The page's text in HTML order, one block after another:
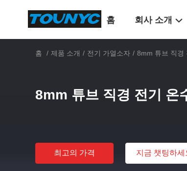
홈 회사 소개
홈 / 제품 소개 / 전기 가열소자 / 8mm 튜브 직경
8mm 튜브 직경 전기 온
최고의 가격 지금 챗팅하세